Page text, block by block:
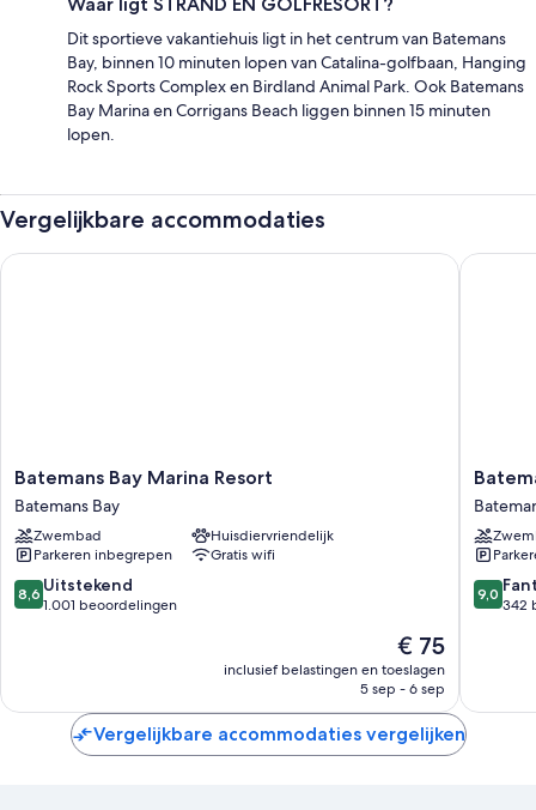
Dit sportieve vakantiehuis ligt in het centrum van Batemans
Bay, binnen 10 minuten lopen van Catalina-golfbaan, Hanging
Rock Sports Complex en Birdland Animal Park. Ook Batemans
Bay Marina en Corrigans Beach liggen binnen 15 minuten
lopen.
Vergelijkbare accommodaties
Batemans
Bay
Marina
Resort
Batemans
Bay
Batemans Bay Marina Resort
Batemans Bay
Zwembad
Huisdiervriendelijk
Parkeren inbegrepen
Gratis wifi
8.6
van
8,6 Uitstekend
1.001 beoordelingen
De
prijs
€ 75
inclusief belastingen en toeslagen
5 sep - 6 sep
Batemans Bay Marina Resort
Bay
Lodge
Bay
9.0
van
9,0
342
Vergelijkbare accommodaties vergelijken